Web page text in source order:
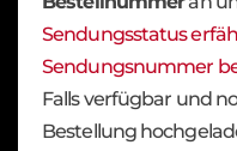
Sendungsstatus
Sendungsnummer
Falls verfügbar und
Bestellung